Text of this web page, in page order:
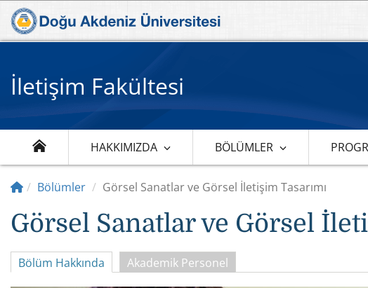
İletişim Fakültesi
HAKKIMIZDA BÖLÜMLER
Bölümler Görsel Sanatlar ve Görsel İletişim Tasarımı
Görsel Sanatlar ve Görsel
Bölüm Hakkında Akademik Personel